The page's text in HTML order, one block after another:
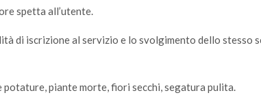
spetta all’utente.
di iscrizione al servizio e lo svolgimento dello stesso
potature, piante morte, fiori secchi, segatura pulita.